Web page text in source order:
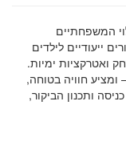
המשפחתיים
ייעודיים לילדים
ואטרקציות ימיות.
חוויה בטוחה,
ותכנון הביקור,